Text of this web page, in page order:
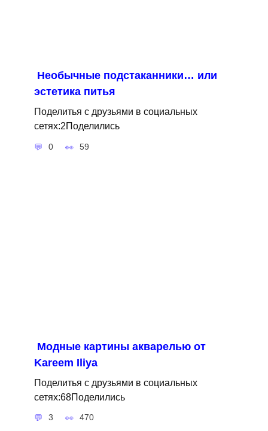
Необычные подстаканники… или
эстетика питья
Поделитья с друзьями в социальных
сетях:2Поделились
0 59
Модные картины акварелью от
Kareem Iliya
Поделитья с друзьями в социальных
сетях:68Поделились
3 470